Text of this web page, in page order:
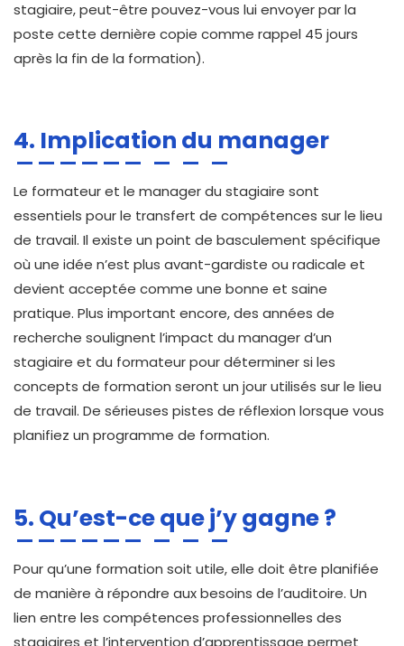
stagiaire, peut-être pouvez-vous lui envoyer par la
poste cette dernière copie comme rappel 45 jours
après la fin de la formation).
4. Implication du manager
Le formateur et le manager du stagiaire sont
essentiels pour le transfert de compétences sur le lieu
de travail. Il existe un point de basculement spécifique
où une idée n’est plus avant-gardiste ou radicale et
devient acceptée comme une bonne et saine
pratique. Plus important encore, des années de
recherche soulignent l’impact du manager d’un
stagiaire et du formateur pour déterminer si les
concepts de formation seront un jour utilisés sur le lieu
de travail. De sérieuses pistes de réflexion lorsque vous
planifiez un programme de formation.
5. Qu’est-ce que j’y gagne ?
Pour qu’une formation soit utile, elle doit être planifiée
de manière à répondre aux besoins de l’auditoire. Un
lien entre les compétences professionnelles des
stagiaires et l’intervention d’apprentissage permet